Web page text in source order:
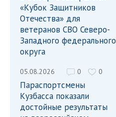
«Кубок Защитников
Отечества» для
ветеранов СВО Северо-
Западного федерального
округа
05.08.2026 0 0
Параспортсмены
Кузбасса показали
достойные результаты